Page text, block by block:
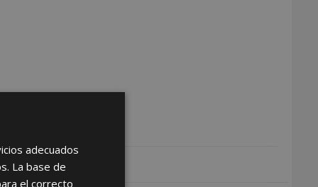
adecuados
La base de
el correcto